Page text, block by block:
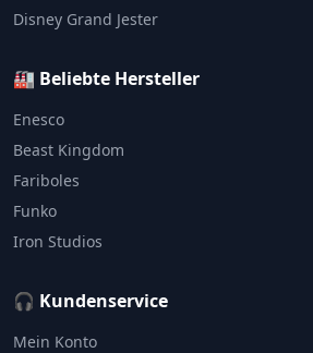
Disney Grand Jester
🏭 Beliebte Hersteller
Enesco
Beast Kingdom
Fariboles
Funko
Iron Studios
🎧 Kundenservice
Mein Konto